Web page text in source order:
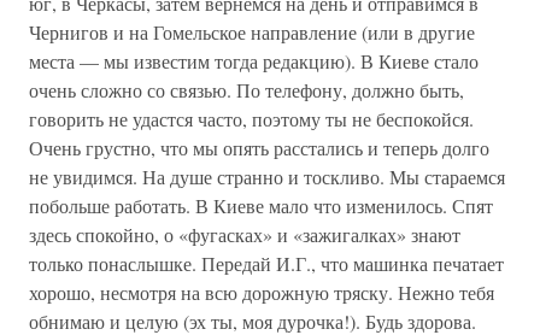
Чернигов и на Гомельское направление (или в другие
места — мы известим тогда редакцию). В Киеве стало
очень сложно со связью. По телефону, должно быть,
говорить не удастся часто, поэтому ты не беспокойся.
Очень грустно, что мы опять расстались и теперь долго
не увидимся. На душе странно и тоскливо. Мы стараемся
побольше работать. В Киеве мало что изменилось. Спят
здесь спокойно, о «фугасках» и «зажигалках» знают
только понаслышке. Передай И.Г., что машинка печатает
хорошо, несмотря на всю дорожную тряску. Нежно тебя
обнимаю и целую (эх ты, моя дурочка!). Будь здорова.